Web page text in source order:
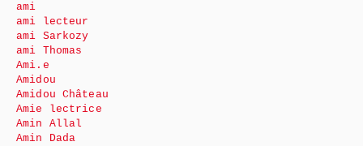
ami
ami lecteur
ami Sarkozy
ami Thomas
Ami.e
Amidou
Amidou Château
Amie lectrice
Amin Allal
Amin Dada